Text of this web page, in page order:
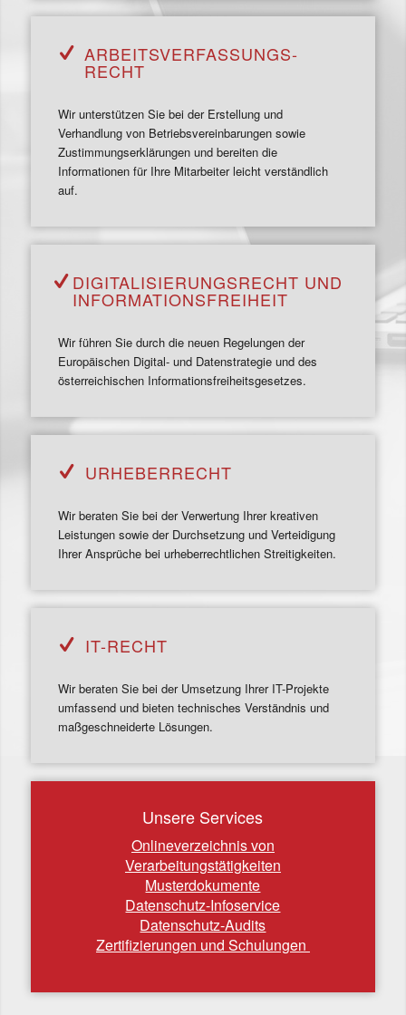
ARBEITS­VERFASSUNGS­
RECHT
Wir unterstützen Sie bei der Erstellung und
Verhandlung von Betriebsvereinbarungen sowie
Zustimmungserklärungen und bereiten die
Informationen für Ihre Mitarbeiter leicht verständlich
auf.
DIGITALISIERUNGSRECHT UND
INFORMATIONSFREIHEIT
Wir führen Sie durch die neuen Regelungen der
Europäischen Digital- und Datenstrategie und des
österreichischen Informationsfreiheitsgesetzes.
URHEBER­RECHT
Wir beraten Sie bei der Verwertung Ihrer kreativen
Leistungen sowie der Durchsetzung und Verteidigung
Ihrer Ansprüche bei urheberrechtlichen Streitigkeiten.
IT-RECHT
Wir beraten Sie bei der Umsetzung Ihrer IT-Projekte
umfassend und bieten technisches Verständnis und
maßgeschneiderte Lösungen.
Unsere Services
Onlineverzeichnis von
Verarbeitungstätigkeiten
Musterdokumente
Datenschutz-Infoservice
Datenschutz-Audits
Zertifizierungen und Schulungen